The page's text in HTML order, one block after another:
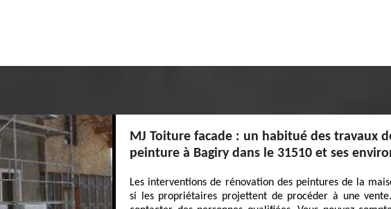
MJ Toiture facade : un habitué des travaux
peinture à Bagiry dans le 31510 et ses
Les interventions de rénovation des peintures de la
si les propriétaires projettent de procéder à une